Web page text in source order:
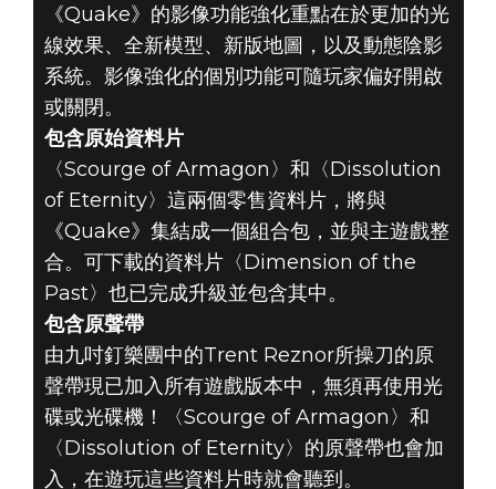
《Quake》的影像功能強化重點在於更加的光
線效果、全新模型、新版地圖，以及動態陰影
系統。影像強化的個別功能可隨玩家偏好開啟
或關閉。
包含原始資料片
〈Scourge of Armagon〉和〈Dissolution
of Eternity〉這兩個零售資料片，將與
《Quake》集結成一個組合包，並與主遊戲整
合。可下載的資料片〈Dimension of the
Past〉也已完成升級並包含其中。
包含原聲帶
由九吋釘樂團中的Trent Reznor所操刀的原
聲帶現已加入所有遊戲版本中，無須再使用光
碟或光碟機！〈Scourge of Armagon〉和
〈Dissolution of Eternity〉的原聲帶也會加
入，在遊玩這些資料片時就會聽到。